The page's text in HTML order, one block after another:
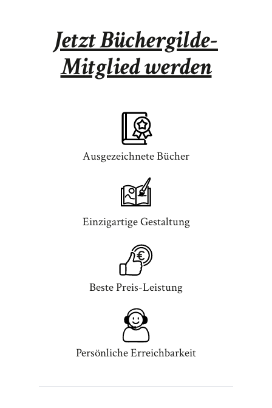
Jetzt Büchergilde-
Mitglied werden
Ausgezeichnete Bücher
Einzigartige Gestaltung
Beste Preis-Leistung
Persönliche Erreichbarkeit